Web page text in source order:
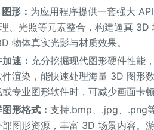
形： 为应用程序提供一套强大
、光照等元素整合，构建逼真
物体真实光影与材质效果。
速： 充分挖掘现代图形硬件性能
渲染，能快速处理海量 3D 图形
专业图形软件时，可减少画面卡顿
形格式： 支持.bmp、.jpg、.png
图形资源，丰富 3D 场景内容。